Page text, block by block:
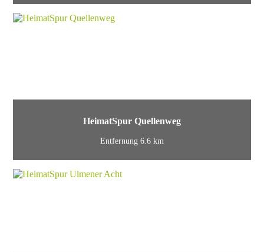
HeimatSpur Quellenweg
Entfernung 6.6 km